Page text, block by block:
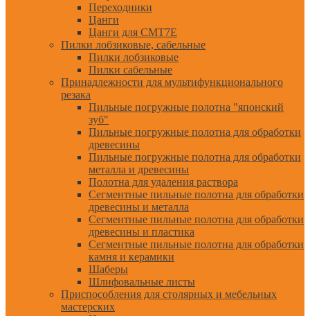
Переходники
Цанги
Цанги для CMT7E
Пилки лобзиковые, сабельные
Пилки лобзиковые
Пилки сабельные
Принадлежности для мультифункционального
резака
Пильные погружные полотна "японский
зуб"
Пильные погружные полотна для обработки
древесины
Пильные погружные полотна для обработки
металла и древесины
Полотна для удаления раствора
Сегментные пильные полотна для обработки
древесины и металла
Сегментные пильные полотна для обработки
древесины и пластика
Сегментные пильные полотна для обработки
камня и керамики
Шаберы
Шлифовальные листы
Приспособления для столярных и мебельных
мастерских